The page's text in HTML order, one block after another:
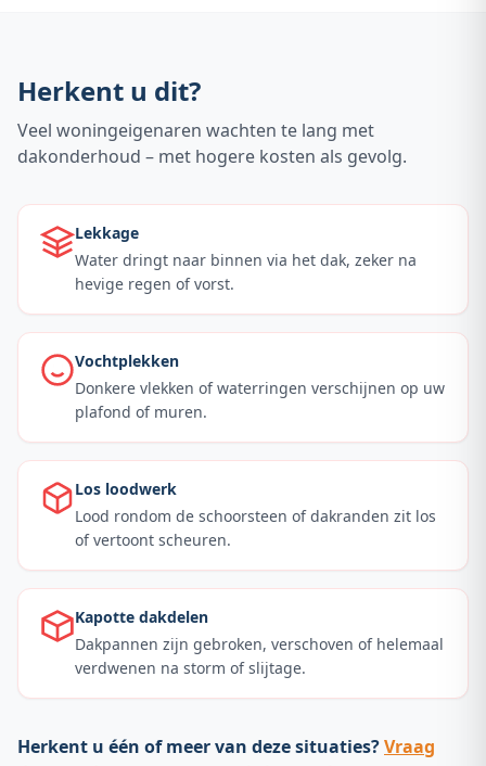
Herkent u dit?
Veel woningeigenaren wachten te lang met
dakonderhoud – met hogere kosten als gevolg.
Lekkage
Water dringt naar binnen via het dak, zeker na
hevige regen of vorst.
Vochtplekken
Donkere vlekken of waterringen verschijnen op uw
plafond of muren.
Los loodwerk
Lood rondom de schoorsteen of dakranden zit los
of vertoont scheuren.
Kapotte dakdelen
Dakpannen zijn gebroken, verschoven of helemaal
verdwenen na storm of slijtage.
Herkent u één of meer van deze situaties?Vraag